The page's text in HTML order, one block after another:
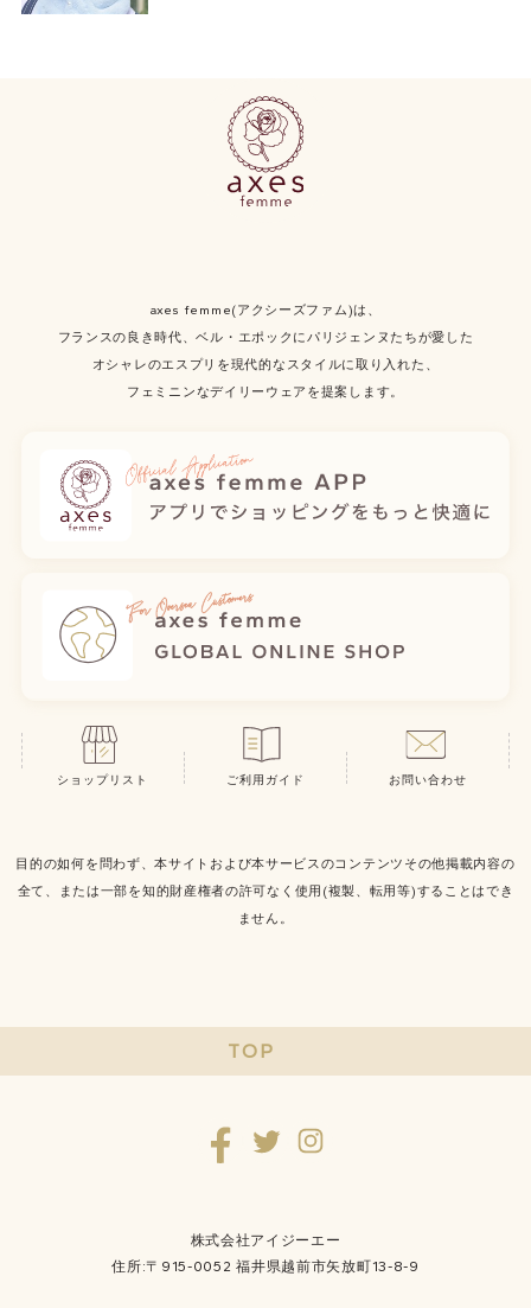
axes femme(アクシーズファム)は、
フランスの良き時代、ベル・エポックにパリジェンヌたちが愛した
オシャレのエスプリを現代的なスタイルに取り入れた、
フェミニンなデイリーウェアを提案します。
ショップリスト ご利用ガイド お問い合わせ
目的の如何を問わず、本サイトおよび本サービスのコンテンツその他掲載内容の
全て、または一部を知的財産権者の許可なく使用(複製、転用等)することはでき
ません。
TOP
株式会社アイジーエー
住所:〒915-0052 福井県越前市矢放町13-8-9